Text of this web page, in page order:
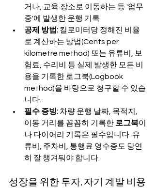
거나, 교육 장소로 이동하는 등 '업무
중'에 발생한 운행 기록
공제 방법: 킬로미터당 정해진 비율
로 계산하는 방법(Cents per
kilometre method) 또는 유류비, 보
험료, 수리비 등 실제 발생한 모든 비
용을 기록한 로그북(Logbook
method)을 바탕으로 청구할 수 있습
니다.
필수 증빙: 차량 운행 날짜, 목적지,
이동 거리를 꼼꼼히 기록한 로그북이
나 다이어리 기록은 필수입니다. 유
류비, 주차비, 통행료 영수증도 당연
히 잘 챙겨둬야 합니다.
성장을 위한 투자, 자기 계발 비용